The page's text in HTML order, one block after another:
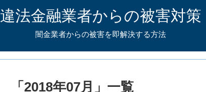
違法金融業者からの被害対策
闇金業者からの被害を即解決する方法
「 2018年07月 」 一覧